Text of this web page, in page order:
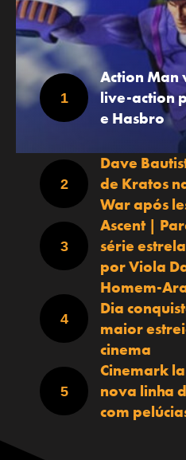
Action Man
live-action
e Hasbro
Dave
de Kratos
War após
Ascent |
série
por Viola
Homem-
Dia
maior
cinema
Cinemark
nova linha
com